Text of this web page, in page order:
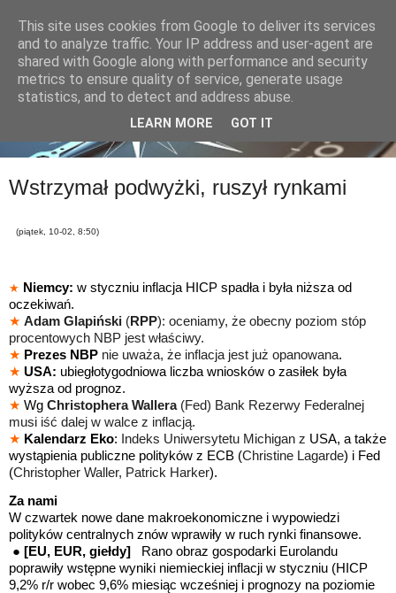
Wstrzymał podwyżki, ruszył rynkami
(piątek, 10-02, 8:50)
★ Niemcy: w styczniu inflacja HICP spadła i była niższa od
oczekiwań.
★ Adam Glapiński (RPP): oceniamy, że obecny poziom stóp
procentowych NBP jest właściwy.
★ Prezes NBP nie uważa, że inflacja jest już opanowana.
★ USA: ubiegłotygodniowa liczba wniosków o zasiłek była
wyższa od prognoz.
★ Wg Christophera Wallera(Fed) Bank Rezerwy Federalnej
musi iść dalej w walce z inflacją.
★ Kalendarz Eko: Indeks Uniwersytetu Michigan z USA, a także
wystąpienia publiczne polityków z ECB (Christine Lagarde) i Fed
(Christopher Waller, Patrick Harker).
Za nami
W czwartek nowe dane makroekonomiczne i wypowiedzi
polityków centralnych znów wprawiły w ruch rynki finansowe.
● [EU, EUR, giełdy]
Rano obraz gospodarki Eurolandu
poprawiły wstępne wyniki niemieckiej inflacji w styczniu (HICP
9,2% r/r wobec 9,6% miesiąc wcześniej i prognozy na poziomie
This site uses cookies from Google to deliver its services
and to analyze traffic. Your IP address and user-agent are
shared with Google along with performance and security
metrics to ensure quality of service, generate usage
statistics, and to detect and address abuse.
LEARN MORE GOT IT